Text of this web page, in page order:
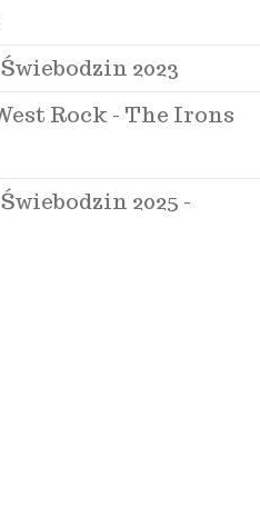
2023
Rock - The Irons
2025 -